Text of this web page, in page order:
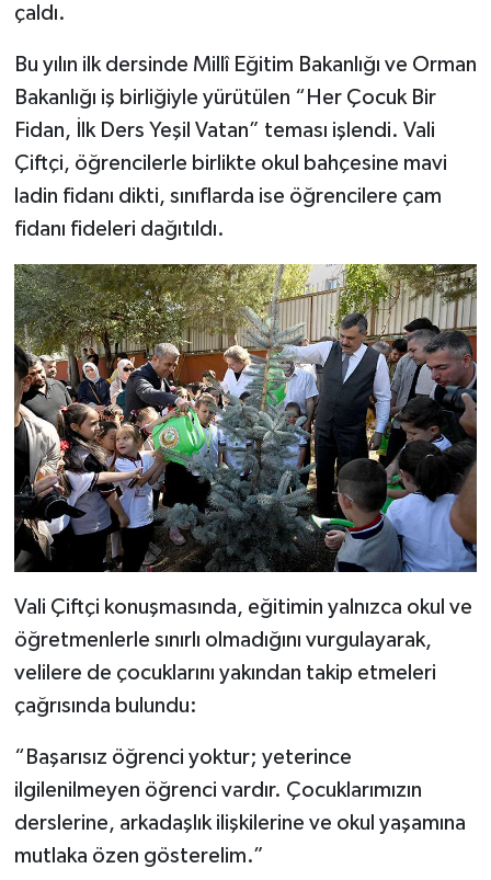
çaldı.
Bu yılın ilk dersinde Millî Eğitim Bakanlığı ve Orman
Bakanlığı iş birliğiyle yürütülen “Her Çocuk Bir
Fidan, İlk Ders Yeşil Vatan” teması işlendi. Vali
Çiftçi, öğrencilerle birlikte okul bahçesine mavi
ladin fidanı dikti, sınıflarda ise öğrencilere çam
fidanı fideleri dağıtıldı.
Vali Çiftçi konuşmasında, eğitimin yalnızca okul ve
öğretmenlerle sınırlı olmadığını vurgulayarak,
velilere de çocuklarını yakından takip etmeleri
çağrısında bulundu:
“Başarısız öğrenci yoktur; yeterince
ilgilenilmeyen öğrenci vardır. Çocuklarımızın
derslerine, arkadaşlık ilişkilerine ve okul yaşamına
mutlaka özen gösterelim.”